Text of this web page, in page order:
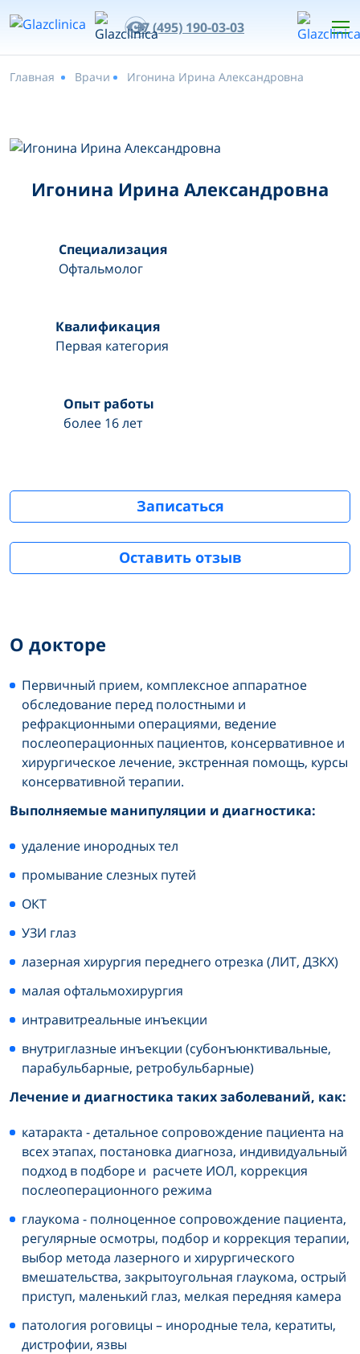
+7 (495) 190-03-03
Главная Врачи Игонина Ирина Александровна
Игонина Ирина Александровна
Специализация
Офтальмолог
Квалификация
Первая категория
Опыт работы
более 16 лет
Записаться
Оставить отзыв
О докторе
Первичный прием, комплексное аппаратное
обследование перед полостными и
рефракционными операциями, ведение
послеоперационных пациентов, консервативное и
хирургическое лечение, экстренная помощь, курсы
консервативной терапии.
Выполняемые манипуляции и диагностика:
удаление инородных тел
промывание слезных путей
ОКТ
УЗИ глаз
лазерная хирургия переднего отрезка (ЛИТ, ДЗКХ)
малая офтальмохирургия
интравитреальные инъекции
внутриглазные инъекции (субонъюнктивальные,
парабульбарные, ретробульбарные)
Лечение и диагностика таких заболеваний, как:
катаракта - детальное сопровождение пациента на
всех этапах, постановка диагноза, индивидуальный
подход в подборе и расчете ИОЛ, коррекция
послеоперационного режима
глаукома - полноценное сопровождение пациента,
регулярные осмотры, подбор и коррекция терапии,
выбор метода лазерного и хирургического
вмешательства, закрытоугольная глаукома, острый
приступ, маленький глаз, мелкая передняя камера
патология роговицы – инородные тела, кератиты,
дистрофии, язвы